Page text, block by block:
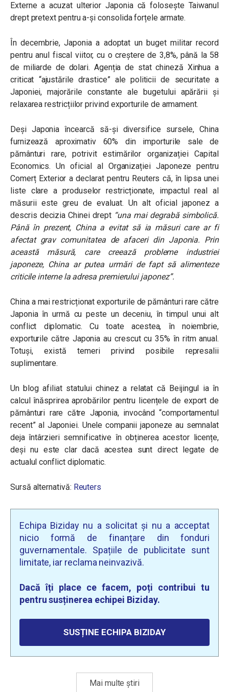
Externe a acuzat ulterior Japonia că folosește Taiwanul
drept pretext pentru a-și consolida forțele armate.
În decembrie, Japonia a adoptat un buget militar record
pentru anul fiscal viitor, cu o creștere de 3,8%, până la 58
de miliarde de dolari. Agenția de stat chineză Xinhua a
criticat “ajustările drastice” ale politicii de securitate a
Japoniei, majorările constante ale bugetului apărării și
relaxarea restricțiilor privind exporturile de armament.
Deși Japonia încearcă să-și diversifice sursele, China
furnizează aproximativ 60% din importurile sale de
pământuri rare, potrivit estimărilor organizației Capital
Economics. Un oficial al Organizației Japoneze pentru
Comerț Exterior a declarat pentru Reuters că, în lipsa unei
liste clare a produselor restricționate, impactul real al
măsurii este greu de evaluat. Un alt oficial japonez a
descris decizia Chinei drept “una mai degrabă simbolică.
Până în prezent, China a evitat să ia măsuri care ar fi
afectat grav comunitatea de afaceri din Japonia. Prin
această măsură, care creează probleme industriei
japoneze, China ar putea urmări de fapt să alimenteze
criticile interne la adresa premierului japonez”.
China a mai restricționat exporturile de pământuri rare către
Japonia în urmă cu peste un deceniu, în timpul unui alt
conflict diplomatic. Cu toate acestea, în noiembrie,
exporturile către Japonia au crescut cu 35% în ritm anual.
Totuși, există temeri privind posibile represalii
suplimentare.
Un blog afiliat statului chinez a relatat că Beijingul ia în
calcul înăsprirea aprobărilor pentru licențele de export de
pământuri rare către Japonia, invocând “comportamentul
recent” al Japoniei. Unele companii japoneze au semnalat
deja întârzieri semnificative în obținerea acestor licențe,
deși nu este clar dacă acestea sunt direct legate de
actualul conflict diplomatic.
Sursă alternativă: Reuters
Echipa Biziday nu a solicitat și nu a acceptat
nicio formă de finanțare din fonduri
guvernamentale. Spațiile de publicitate sunt
limitate, iar reclama neinvazivă.
Dacă îți place ce facem, poți contribui tu
pentru susținerea echipei Biziday.
SUSȚINE ECHIPA BIZIDAY
Mai multe știri